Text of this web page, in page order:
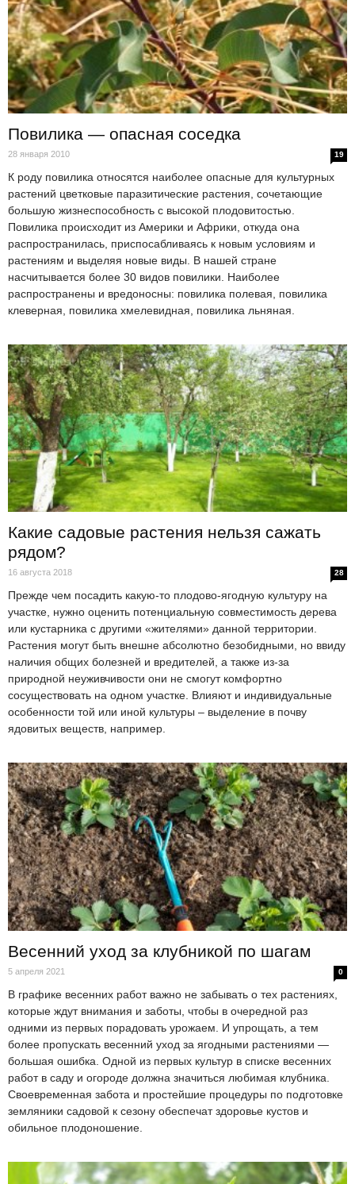
Повилика — опасная соседка
28 января 2010 19
К роду повилика относятся наиболее опасные для культурных
растений цветковые паразитические растения, сочетающие
большую жизнеспособность с высокой плодовитостью.
Повилика происходит из Америки и Африки, откуда она
распространилась, приспосабливаясь к новым условиям и
растениям и выделяя новые виды. В нашей стране
насчитывается более 30 видов повилики. Наиболее
распространены и вредоносны: повилика полевая, повилика
клеверная, повилика хмелевидная, повилика льняная.
Какие садовые растения нельзя сажать
рядом?
16 августа 2018 28
Прежде чем посадить какую-то плодово-ягодную культуру на
участке, нужно оценить потенциальную совместимость дерева
или кустарника с другими «жителями» данной территории.
Растения могут быть внешне абсолютно безобидными, но ввиду
наличия общих болезней и вредителей, а также из-за
природной неуживчивости они не смогут комфортно
сосуществовать на одном участке. Влияют и индивидуальные
особенности той или иной культуры – выделение в почву
ядовитых веществ, например.
Весенний уход за клубникой по шагам
5 апреля 2021 0
В графике весенних работ важно не забывать о тех растениях,
которые ждут внимания и заботы, чтобы в очередной раз
одними из первых порадовать урожаем. И упрощать, а тем
более пропускать весенний уход за ягодными растениями —
большая ошибка. Одной из первых культур в списке весенних
работ в саду и огороде должна значиться любимая клубника.
Своевременная забота и простейшие процедуры по подготовке
земляники садовой к сезону обеспечат здоровье кустов и
обильное плодоношение.